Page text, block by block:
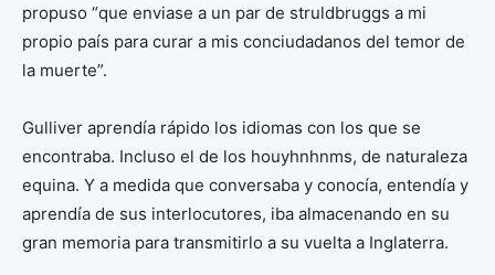
propuso “que enviase a un par de struldbruggs a mi
propio país para curar a mis conciudadanos del temor de
la muerte”.
Gulliver aprendía rápido los idiomas con los que se
encontraba. Incluso el de los houyhnhnms, de naturaleza
equina. Y a medida que conversaba y conocía, entendía y
aprendía de sus interlocutores, iba almacenando en su
gran memoria para transmitirlo a su vuelta a Inglaterra.